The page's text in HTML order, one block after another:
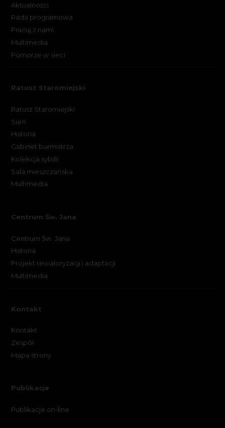
Aktualności
Rada programowa
Pracuj z nami
Multimedia
Pomorze w sieci
Ratusz Staromiejski
Ratusz Staromiejski
Sień
Historia
Gabinet burmistrza
Kolekcja sybilli
Sala mieszczańska
Multimedia
Centrum Św. Jana
Centrum Św. Jana
Historia
Projekt rewaloryzacji i adaptacji
Multimedia
Kontakt
Kontakt
Zespół
Mapa strony
Publikacje
Publikacje on-line